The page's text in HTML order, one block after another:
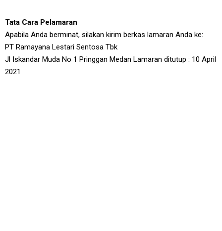
Tata Cara Pelamaran
Apabila Anda berminat, silakan kirim berkas lamaran Anda ke:
PT Ramayana Lestari Sentosa Tbk
Jl Iskandar Muda No 1 Pringgan Medan Lamaran ditutup : 10 April
2021